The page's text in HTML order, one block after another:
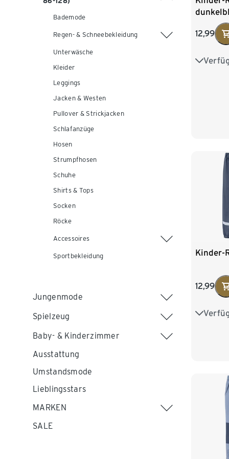
Bademode
Regen- & Schneebekleidung
Unterwäsche
Kleider
Leggings
Jacken & Westen
Pullover & Strickjacken
Schlafanzüge
Hosen
Strumpfhosen
Schuhe
Shirts & Tops
Socken
Röcke
Accessoires
Sportbekleidung
Jungenmode
Spielzeug
Baby- & Kinderzimmer
Ausstattung
Umstandsmode
Lieblingsstars
MARKEN
SALE
12,99
74/80
Kinder-
12,99
86/92